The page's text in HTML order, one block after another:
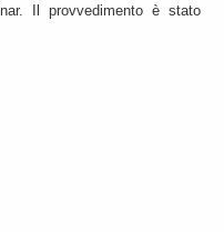
Il provvedimento è stato